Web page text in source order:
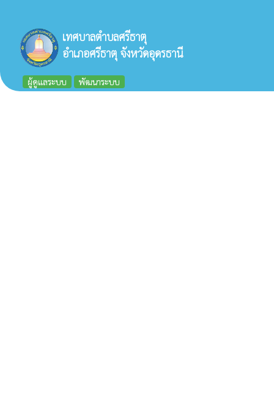
เทศบาลตำบลศรีธาตุ
อำเภอศรีธาตุ จังหวัดอุดรธานี
ผู้ดูแลระบบ พัฒนาระบบ